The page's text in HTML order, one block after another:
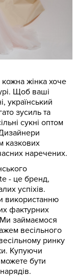
жінка хоче
Щоб ваші
український
зусиль та
сукні оптом
казкових
наречених.
- це бренд,
успіхів.
використанню
фактурних
Ми займаємося
весільного
ринку
Купуючи
бути